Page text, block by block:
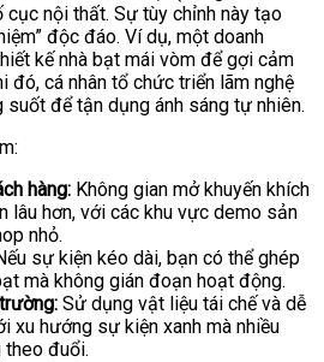
nội thất. Sự tùy chỉnh này tạo
độc đáo. Ví dụ, một doanh
kế nhà bạt mái vòm để gợi cảm
đó, cá nhân tổ chức triển lãm nghệ
để tận dụng ánh sáng tự nhiên.
hàng: Không gian mở khuyến khích
lâu hơn, với các khu vực demo sản
nhỏ.
sự kiện kéo dài, bạn có thể ghép
mà không gián đoạn hoạt động.
Sử dụng vật liệu tái chế và dễ
xu hướng sự kiện xanh mà nhiều
theo đuổi.